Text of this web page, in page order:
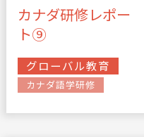
カナダ研修レポー
ト⑨
グローバル教育
カナダ語学研修